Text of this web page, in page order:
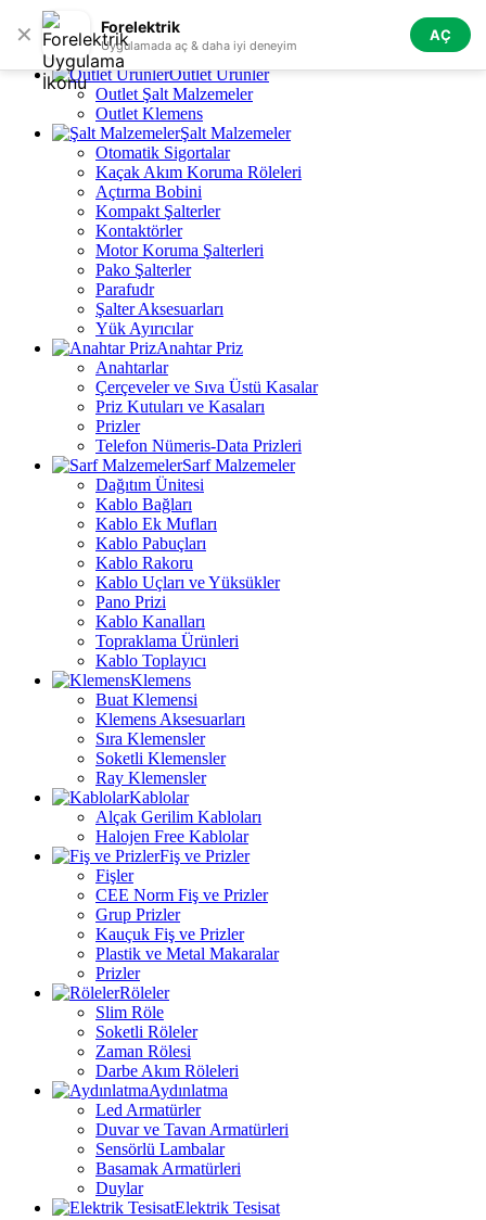
✕ Forelektrik
Uygulamada aç & daha iyi deneyim
AÇ
Skip to navigation Skip to main content
Tüm Kategoriler
Outlet Ürünler
Outlet Şalt Malzemeler
Outlet Klemens
Şalt Malzemeler
Otomatik Sigortalar
Kaçak Akım Koruma Röleleri
Açtırma Bobini
Kompakt Şalterler
Kontaktörler
Motor Koruma Şalterleri
Pako Şalterler
Parafudr
Şalter Aksesuarları
Yük Ayırıcılar
Anahtar Priz
Anahtarlar
Çerçeveler ve Sıva Üstü Kasalar
Priz Kutuları ve Kasaları
Prizler
Telefon Nümeris-Data Prizleri
Sarf Malzemeler
Dağıtım Ünitesi
Kablo Bağları
Kablo Ek Mufları
Kablo Pabuçları
Kablo Rakoru
Kablo Uçları ve Yüksükler
Pano Prizi
Kablo Kanalları
Topraklama Ürünleri
Kablo Toplayıcı
Klemens
Buat Klemensi
Klemens Aksesuarları
Sıra Klemensler
Soketli Klemensler
Ray Klemensler
Kablolar
Alçak Gerilim Kabloları
Halojen Free Kablolar
Fiş ve Prizler
Fişler
CEE Norm Fiş ve Prizler
Grup Prizler
Kauçuk Fiş ve Prizler
Plastik ve Metal Makaralar
Prizler
Röleler
Slim Röle
Soketli Röleler
Zaman Rölesi
Darbe Akım Röleleri
Aydınlatma
Led Armatürler
Duvar ve Tavan Armatürleri
Sensörlü Lambalar
Basamak Armatürleri
Duylar
Elektrik Tesisat